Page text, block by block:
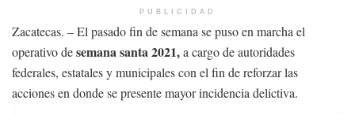
PUBLICIDAD
Zacatecas. – El pasado fin de semana se puso en marcha el
operativo desemana santa 2021,a cargo de autoridades
federales, estatales y municipales con el fin de reforzar las
acciones en donde se presente mayor incidencia delictiva.